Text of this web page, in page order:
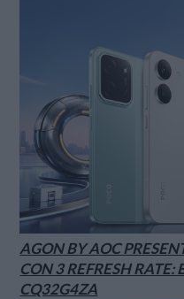
AGON BY AOC
CON 3 REFRESH RATE:
CQ32G4ZA